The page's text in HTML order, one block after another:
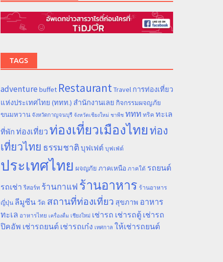
TAGS
adventure buffet RestaurantTravel การท่องเที่ยว
แห่งประเทศไทย (ททท.) สำนักงานเลย กิจกรรมผจญภัย
ขนมหวาน จังหวัดกาญจนบุรี จังหวัดเชียงใหม่ ชาพีช ททท ทริค ทะเล
ที่พัก ท่องเที่ยวท่องเที่ยวเมืองไทยท่อง
เที่ยวไทย ธรรมชาติ บุฟเฟต์ บุฟเฟ่ต์
ประเทศไทย ผจญภัย ภาคเหนือ ภาคใต้ รถยนต์
รถเช่า รีสอร์ท ร้านกาแฟ ร้านอาหาร ร้านอาหาร
ญี่ปุ่น ลีมูซีน วัด สถานที่ท่องเที่ยว สุขภาพ อาหาร
ทะเล อาหารไทย เครื่องดื่ม เชียงใหม่ เช่ารถ เช่ารถตู้ เช่ารถ
ปิคอัพ เช่ารถยนต์ เช่ารถเก๋ง เทศกาล ให้เช่ารถยนต์